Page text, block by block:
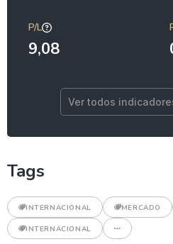
P/L
9,08
Ver todos
Tags
INTERNACIONAL MERCADO
INTERNACIONAL